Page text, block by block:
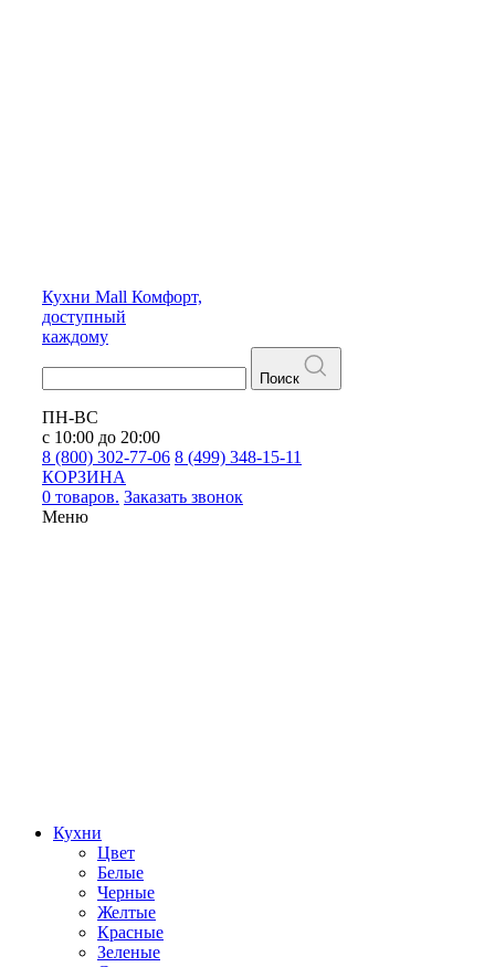
Кухни Mall Комфорт,
доступный
каждому
Поиск
ПН-ВС
с 10:00 до 20:00
8 (800) 302-77-06 8 (499) 348-15-11
КОРЗИНА
0 товаров. Заказать звонок
Меню
Кухни
Цвет
Белые
Черные
Желтые
Красные
Зеленые